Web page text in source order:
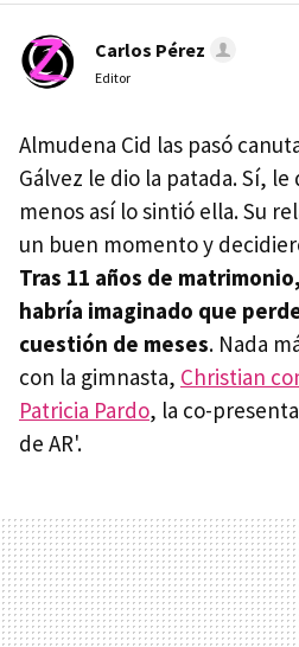
Carlos Pérez
Editor
Almudena Cid las pasó
Gálvez le dio la patada. Sí,
menos así lo sintió ella. Su
un buen momento y
Tras 11 años de
habría imaginado que
cuestión de meses. Nada
con la gimnasta, Christian
Patricia Pardo, la co-
de AR'.